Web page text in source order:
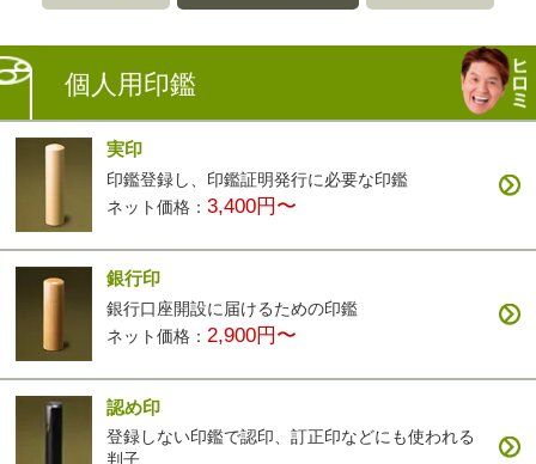
個人用印鑑
実印
印鑑登録し、印鑑証明発行に必要な印鑑
ネット価格：3,400円〜
銀行印
銀行口座開設に届けるための印鑑
ネット価格： 2,900円〜
認め印
登録しない印鑑で認印、訂正印などにも使われる
判子